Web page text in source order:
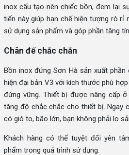
inox cấu tạo nên chiếc bồn, đem lại
tiến này giúp hạn chế hiện tượng rò rỉ
sử dụng sản phẩm và góp phần tăng
Chân đế chắc chắn
Bồn inox đứng Sơn Hà sản xuất
hiện đại bản V3 với kích thước phù
đứng vững. Thiết bị được nâng cấp
tăng độ chắc chắc cho thiết bị. Ngay
có gió to, bão lớn, bạn không phải lo
Khách hàng có thể tuyệt đối yên
phẩm trong quá trình sử dụng.